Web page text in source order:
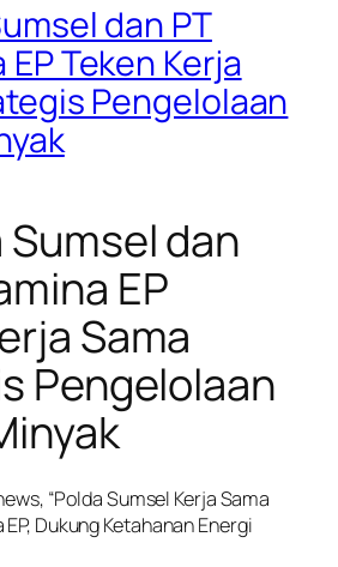
dan PT
Teken Kerja
Pengelolaan
Sumsel dan
EP
Sama
Pengelolaan
“Polda Sumsel Kerja Sama
Dukung Ketahanan Energi